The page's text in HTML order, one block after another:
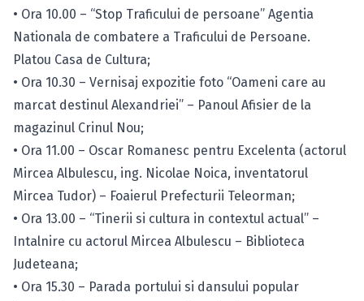
• Ora 10.00 – “Stop Traficului de persoane” Agentia
Nationala de combatere a Traficului de Persoane.
Platou Casa de Cultura;
• Ora 10.30 – Vernisaj expozitie foto “Oameni care au
marcat destinul Alexandriei” – Panoul Afisier de la
magazinul Crinul Nou;
• Ora 11.00 – Oscar Romanesc pentru Excelenta (actorul
Mircea Albulescu, ing. Nicolae Noica, inventatorul
Mircea Tudor) – Foaierul Prefecturii Teleorman;
• Ora 13.00 – “Tinerii si cultura in contextul actual” –
Intalnire cu actorul Mircea Albulescu – Biblioteca
Judeteana;
• Ora 15.30 – Parada portului si dansului popular